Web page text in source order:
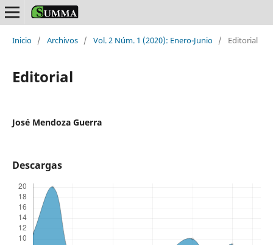
Inicio / Archivos / Vol. 2 Núm. 1 (2020): Enero-Junio / Editorial
Editorial
José Mendoza Guerra
Descargas